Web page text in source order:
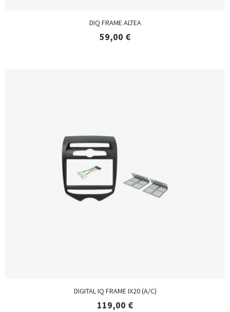
DIQ FRAME ALTEA
59,00 €
DIGITAL IQ FRAME IX20 (A/C)
119,00 €